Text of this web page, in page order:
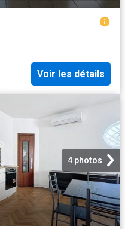
Voir les détails
4 photos